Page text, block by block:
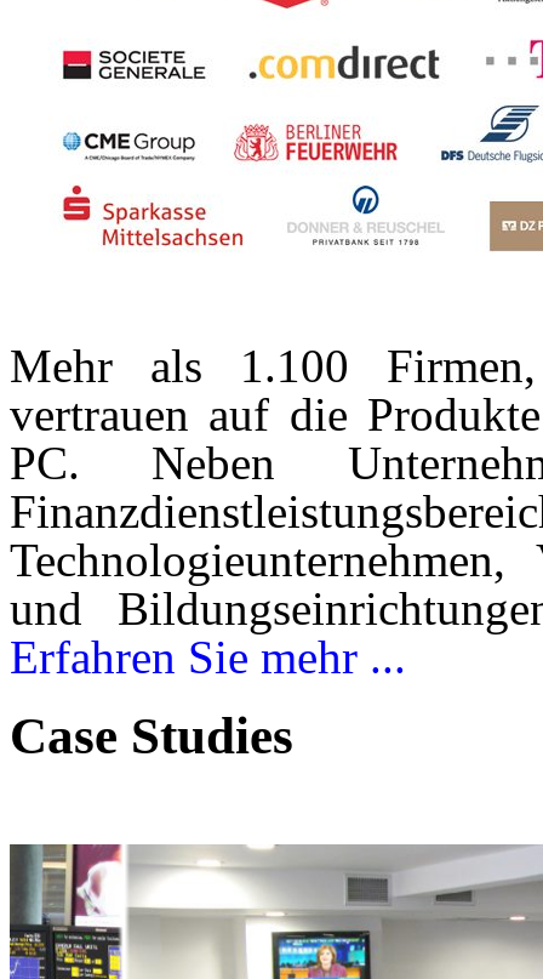
Mehr als 1.100
vertrauen auf die
PC. Neben
Technologieunternehmen,
und
Erfahren Sie mehr ...
Case Studies
Handelsraum in Athen
Trading-PC realisierte für eine griechische
Handelsraumeinrichtung.
ERFAHREN SIE MEHR
IT-